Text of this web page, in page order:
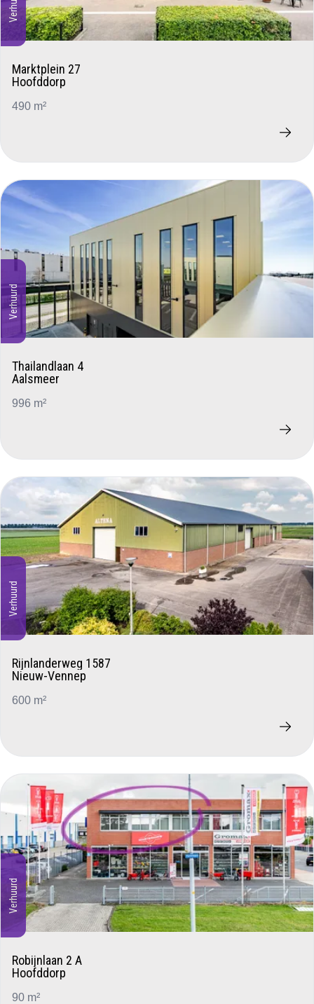
Marktplein 27
Hoofddorp
490 m²
Verhuurd
Thailandlaan 4
Aalsmeer
996 m²
Verhuurd
Rijnlanderweg 1587
Nieuw-Vennep
600 m²
Verhuurd
Robijnlaan 2 A
Hoofddorp
90 m²